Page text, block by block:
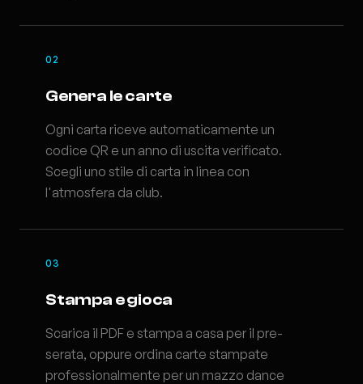
02
Genera le carte
Ogni carta riceve automaticamente un
codice QR e un anno di uscita verificato.
Scegli uno stile di carta in linea con
l'atmosfera da club.
03
Stampa e gioca
Scarica il PDF e stampa a casa per il pre-
serata, oppure ordina carte stampate
professionalmente per un mazzo dance